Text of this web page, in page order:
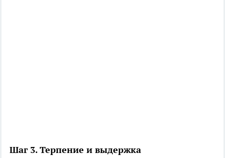
Шаг 3. Терпение и выдержка